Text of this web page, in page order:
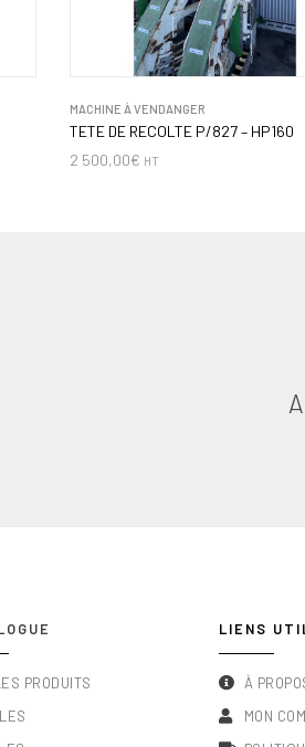
MACHINE À VENDANGER
TETE DE RECOLTE P/827 – HP160
2 500,00€ HT
PRODUITS
LIENS
À
MON